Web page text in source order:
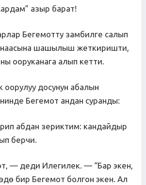
азыр барат!
Бегемотту замбилге салып
шашылыш жеткиришти,
ооруканага алып кетти.
оорулуу досунун абалын
Бегемот андан суранды:
абдан зериктим: кандайдыр
берчи.
— деди Илегилек. — “Бар экен,
бир Бегемот болгон экен. Ал